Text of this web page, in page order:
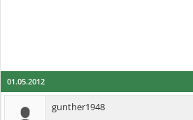
01.05.2012
gunther1948